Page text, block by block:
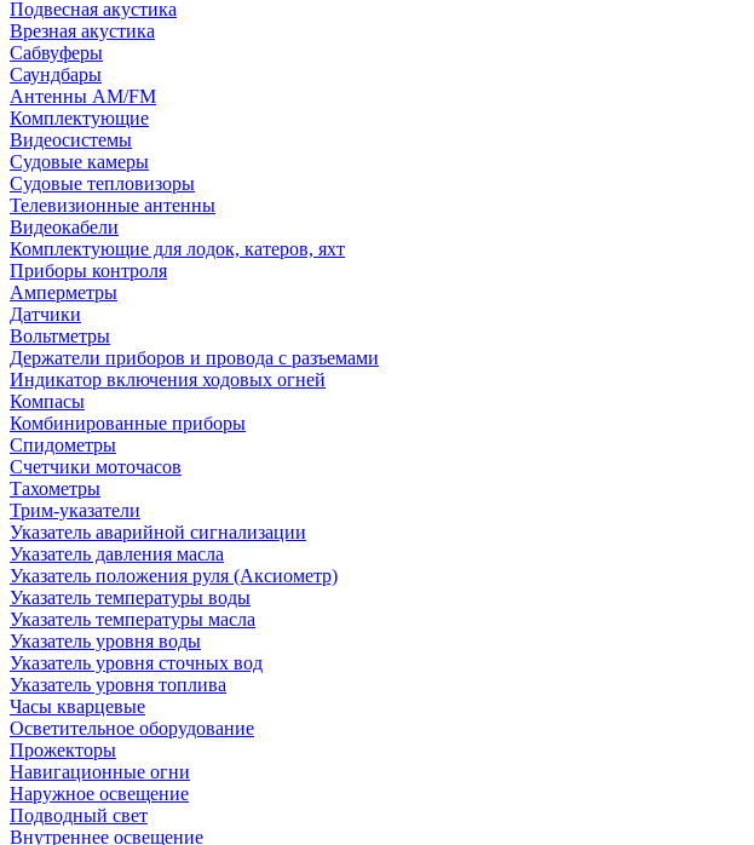
Подвесная акустика
Врезная акустика
Сабвуферы
Саундбары
Антенны AM/FM
Комплектующие
Видеосистемы
Судовые камеры
Cудовые тепловизоры
Телевизионные антенны
Видеокабели
Комплектующие для лодок, катеров, яхт
Приборы контроля
Амперметры
Датчики
Вольтметры
Держатели приборов и провода с разъемами
Индикатор включения ходовых огней
Компасы
Комбинированные приборы
Спидометры
Счетчики моточасов
Тахометры
Трим-указатели
Указатель аварийной сигнализации
Указатель давления масла
Указатель положения руля (Аксиометр)
Указатель температуры воды
Указатель температуры масла
Указатель уровня воды
Указатель уровня сточных вод
Указатель уровня топлива
Часы кварцевые
Осветительное оборудование
Прожекторы
Навигационные огни
Наружное освещение
Подводный свет
Внутреннее освещение